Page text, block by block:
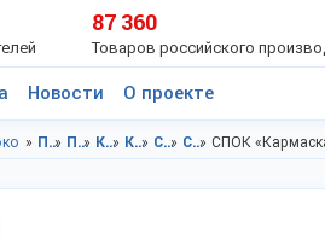
87 360
Товаров российского
Новости О проекте
Продукты питания в Башкортостан респ. Продукты питания в г.Уфа Консервы в Башкортостан респ. Консервы в г.Уфа Сгущенное молоко в Башкортостан респ. Сгущенное молоко в г.Уфа СПОК